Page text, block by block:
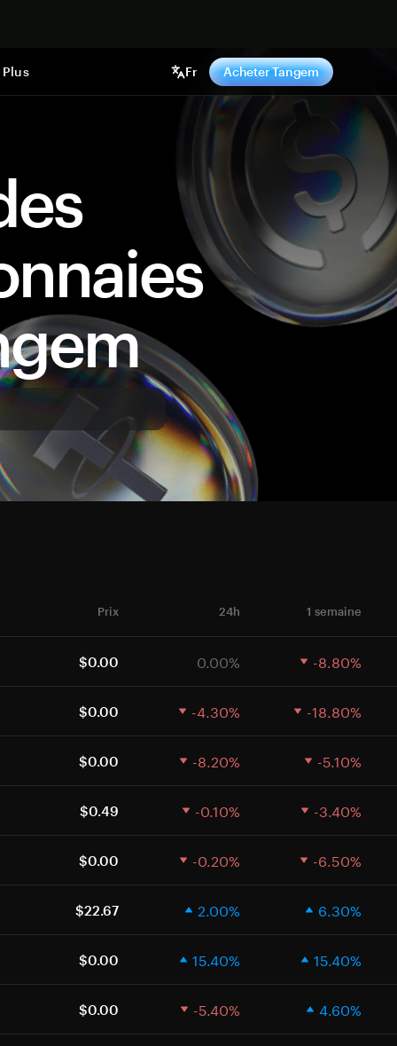
Plus Fr Acheter Tangem
Prix 24h 1 semaine
$0.00 0.00% -8.80%
$0.00 -4.30% -18.80%
$0.00 -8.20% -5.10%
$0.49 -0.10% -3.40%
$0.00 -0.20% -6.50%
$22.67 2.00% 6.30%
$0.00 15.40% 15.40%
$0.00 -5.40% 4.60%